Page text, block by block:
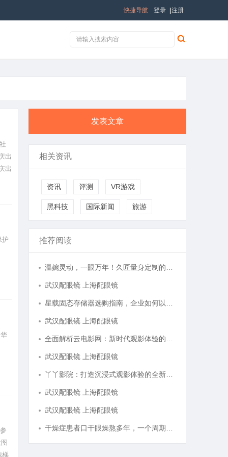
登录 注册
快捷导航
出
出
护
梯
发表文章
相关资讯
资讯 评测 VR游戏
黑科技 国际新闻 旅游
推荐阅读
武汉配眼镜 上海配眼镜
武汉配眼镜 上海配眼镜
武汉配眼镜 上海配眼镜
武汉配眼镜 上海配眼镜
武汉配眼镜 上海配眼镜